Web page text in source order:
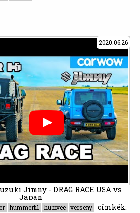
Jimny - DRAG RACE USA vs
Japan
címkék:
hummerh1 humvee
verseny
2020.06.26